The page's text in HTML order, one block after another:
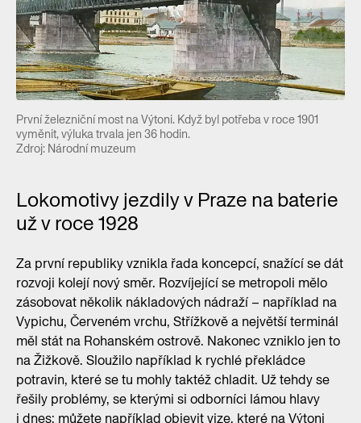
První železniční most na Výtoni. Když byl potřeba v roce 1901
vyměnit, výluka trvala jen 36 hodin.
Zdroj: Národní muzeum
Lokomotivy jezdily v Praze na baterie
už v roce 1928
Za první republiky vznikla řada koncepcí, snažící se dát
rozvoji kolejí nový směr. Rozvíjející se metropoli mělo
zásobovat několik nákladových nádraží – například na
Vypichu, Červeném vrchu, Střížkově a největší terminál
měl stát na Rohanském ostrově. Nakonec vzniklo jen to
na Žižkově. Sloužilo například k rychlé překládce
potravin, které se tu mohly taktéž chladit. Už tehdy se
řešily problémy, se kterými si odborníci lámou hlavy
i dnes: můžete například objevit vize, které na Výtoni